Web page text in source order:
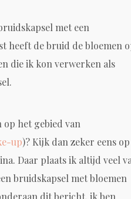
met een
heeft de bruid de bloemen
die ik kon verwerken als
het gebied van
up)? Kijk dan zeker eens op
Daar plaats ik altijd veel
bruidskapsel met bloemen
dit bericht, ik ben